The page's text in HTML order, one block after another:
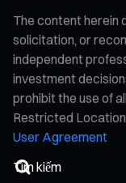
The content herein
solicitation, or
independent
investment
prohibit the use of
Restricted
User Agreement